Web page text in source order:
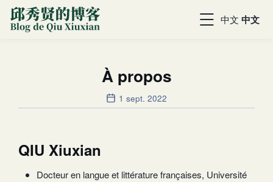
中文 中文
À propos
1 sept. 2022
QIU Xiuxian
Docteur en langue et littérature françaises, Université